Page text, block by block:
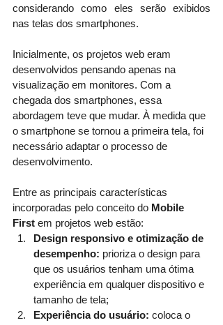
considerando como eles serão exibidos
nas telas dos smartphones.
Inicialmente, os projetos web eram
desenvolvidos pensando apenas na
visualização em monitores. Com a
chegada dos smartphones, essa
abordagem teve que mudar. À medida que
o smartphone se tornou a primeira tela, foi
necessário adaptar o processo de
desenvolvimento.
Entre as principais características
incorporadas pelo conceito do Mobile
First em projetos web estão:
Design responsivo e otimização de
desempenho: prioriza o design para
que os usuários tenham uma ótima
experiência em qualquer dispositivo e
tamanho de tela;
Experiência do usuário: coloca o